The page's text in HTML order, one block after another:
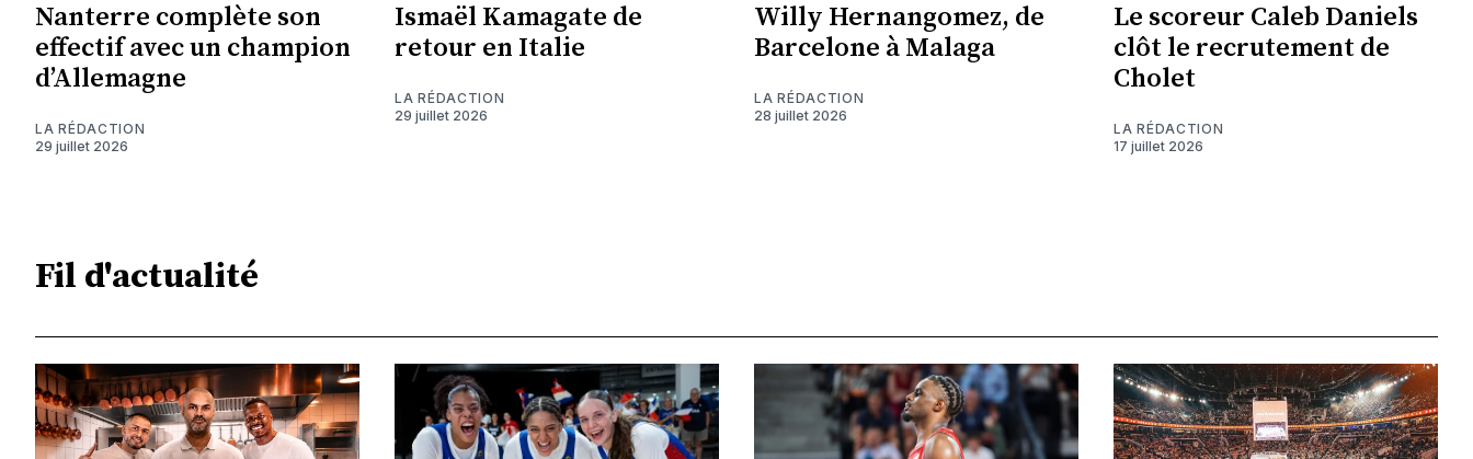
Nanterre complète son
effectif avec un champion
d’Allemagne
LA RÉDACTION
29 juillet 2026
Ismaël Kamagate de
retour en Italie
LA RÉDACTION
29 juillet 2026
Willy Hernangomez, de
Barcelone à Malaga
LA RÉDACTION
28 juillet 2026
Le scoreur Caleb Daniels
clôt le recrutement de
Cholet
LA RÉDACTION
17 juillet 2026
Fil d'actualité